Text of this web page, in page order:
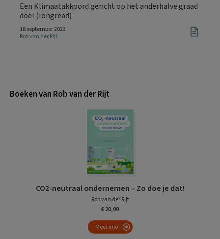
Een Klimaatakkoord gericht op het anderhalve graad
doel (longread)
18 september 2023
Rob van der Rijt
Boeken van Rob van der Rijt
CO2-neutraal ondernemen – Zo doe je dat!
Rob van der Rijt
€ 20,00
Meer info